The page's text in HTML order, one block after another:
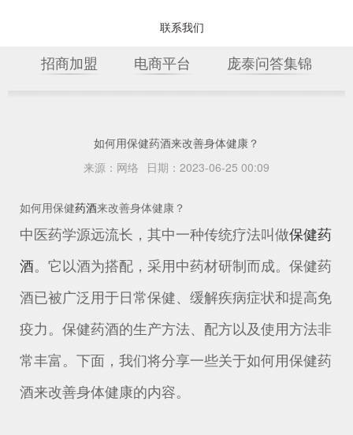
联系我们
招商加盟 电商平台 庞泰问答集锦
如何用保健药酒来改善身体健康？
来源： 网络 日期： 2023-06-25 00:09
如何用保健药酒来改善身体健康？
中医药学源远流长，其中一种传统疗法叫做保健药
酒。它以酒为搭配，采用中药材研制而成。保健药
酒已被广泛用于日常保健、缓解疾病症状和提高免
疫力。保健药酒的生产方法、配方以及使用方法非
常丰富。下面，我们将分享一些关于如何用保健药
酒来改善身体健康的内容。